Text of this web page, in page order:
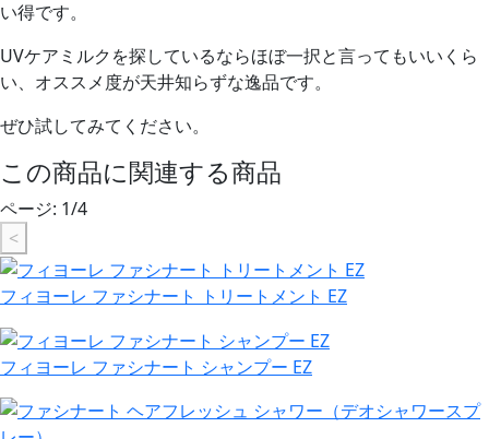
い得です。
UVケアミルクを探しているならほぼ一択と言ってもいいくら
い、オススメ度が天井知らずな逸品です。
ぜひ試してみてください。
この商品に関連する商品
ページ: 1/4
<
フィヨーレ ファシナート トリートメント EZ
フィヨーレ ファシナート シャンプー EZ